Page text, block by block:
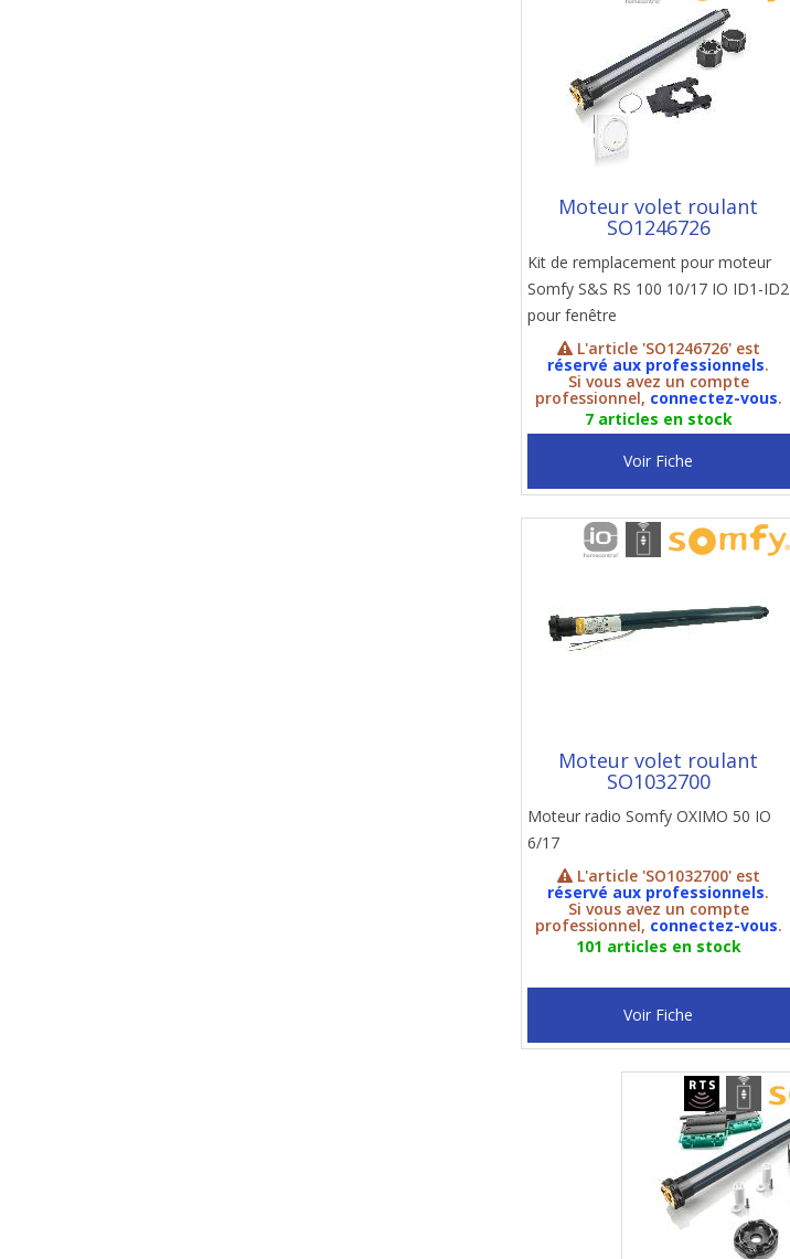
Moteur volet roulant
SO1246726
Kit de remplacement pour moteur
Somfy S&S RS 100 10/17 IO ID1-ID2
pour fenêtre
L'article 'SO1246726' est
réservé aux professionnels.
Si vous avez un compte
professionnel, connectez-vous.
7 articles en stock
Voir Fiche
Moteur volet roulant
SO1032700
Moteur radio Somfy OXIMO 50 IO
6/17
L'article 'SO1032700' est
réservé aux professionnels.
Si vous avez un compte
professionnel, connectez-vous.
101 articles en stock
Voir Fiche